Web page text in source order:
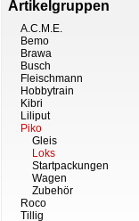
Artikelgruppen
A.C.M.E.
Bemo
Brawa
Busch
Fleischmann
Hobbytrain
Kibri
Liliput
Piko
Gleis
Loks
Startpackungen
Wagen
Zubehör
Roco
Tillig